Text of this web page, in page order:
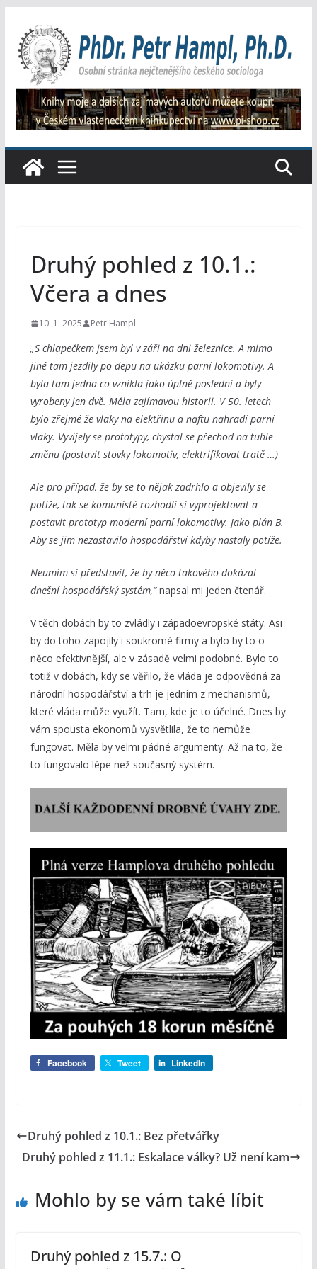
obsah
Druhý pohled z 10.1.:
Včera a dnes
10. 1. 2025 Petr Hampl
„S chlapečkem jsem byl v záři na dni železnice. A mimo
jiné tam jezdily po depu na ukázku parní lokomotivy. A
byla tam jedna co vznikla jako úplně poslední a byly
vyrobeny jen dvě. Měla zajímavou historii. V 50. letech
bylo zřejmé že vlaky na elektřinu a naftu nahradí parní
vlaky. Vyvíjely se prototypy, chystal se přechod na tuhle
změnu (postavit stovky lokomotiv, elektrifikovat tratě …)
Ale pro případ, že by se to nějak zadrhlo a objevily se
potíže, tak se komunisté rozhodli si vyprojektovat a
postavit prototyp moderní parní lokomotivy. Jako plán B.
Aby se jim nezastavilo hospodářství kdyby nastaly potíže.
Neumím si představit, že by něco takového dokázal
dnešní hospodářský systém,“napsal mi jeden čtenář.
V těch dobách by to zvládly i západoevropské státy. Asi
by do toho zapojily i soukromé firmy a bylo by to o
něco efektivnější, ale v zásadě velmi podobné. Bylo to
totiž v dobách, kdy se věřilo, že vláda je odpovědná za
národní hospodářství a trh je jedním z mechanismů,
které vláda může využít. Tam, kde je to účelné. Dnes by
vám spousta ekonomů vysvětlila, že to nemůže
fungovat. Měla by velmi pádné argumenty. Až na to, že
to fungovalo lépe než současný systém.
Facebook Tweet LinkedIn
Druhý pohled z 10.1.: Bez přetvářky
Druhý pohled z 11.1.: Eskalace války? Už není kam
Mohlo by se vám také líbit
Druhý pohled z 15.7.: O